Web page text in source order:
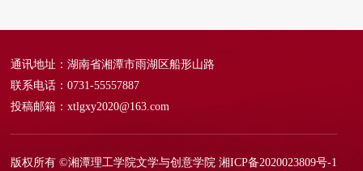
通讯地址：湖南省湘潭市雨湖区船形山路
联系电话：0731-55557887
投稿邮箱：xtlgxy2020@163.com
版权所有 ©湘潭理工学院文学与创意学院湘ICP备2020023809号-1